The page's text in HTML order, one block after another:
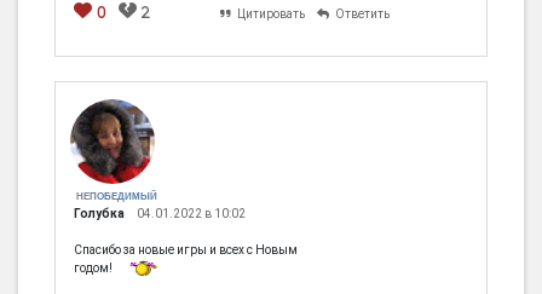
0 2 Цитировать Ответить
НЕПОБЕДИМЫЙ
Голубка 04.01.2022 в 10:02
Спасибо за новые игры и всех с Новым
годом!